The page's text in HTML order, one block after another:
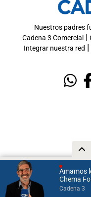
Amamos
Chema
Cadena 3
Nuestros padres
Cadena 3 Comercial |
Integrar nuestra red |